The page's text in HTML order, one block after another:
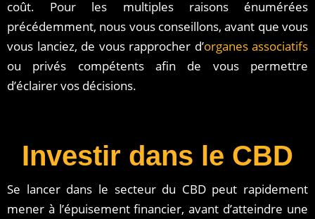
coût. Pour les multiples raisons énumérées
précédemment, nous vous conseillons, avant que vous
vous lanciez, de vous rapprocher d’organes associatifs
ou privés compétents afin de vous permettre
d’éclairer vos décisions.
Investir dans le CBD
Se lancer dans le secteur du CBD peut rapidement
mener à l’épuisement financier, avant d’atteindre une